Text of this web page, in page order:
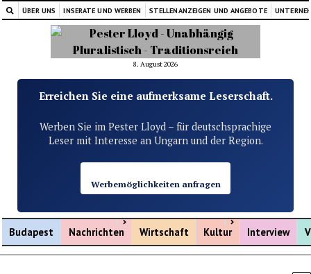
ÜBER UNS INSERATE UND WERBEN STELLENANZEIGEN UND ANGEBOTE
8. August 2026
Erreichen Sie eine aufmerksame Leserschaft.
Werben Sie im Pester Lloyd – für deutschsprachige
Leser mit Interesse an Ungarn und der Region.
Werbemöglichkeiten anfragen
Budapest Nachrichten
Menü öffnen
Wirtschaft Kultur
Menü öffnen
Interview